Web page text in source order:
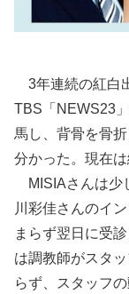
3年連続の紅白
TBS「NEWS23
馬し、背骨を骨
分かった。現在は
MISIAさんは少
川彩佳さんのイ
まらず翌日に受
は調教師がスタ
らず、スタッフ